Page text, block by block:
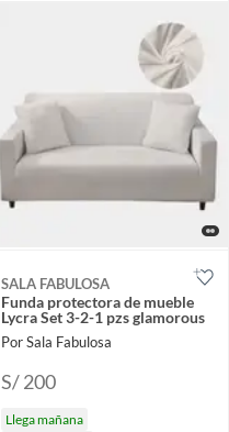
SALA FABULOSA
Funda protectora de mueble
Lycra Set 3-2-1 pzs glamorous
Por Sala Fabulosa
S/ 200
Llega mañana